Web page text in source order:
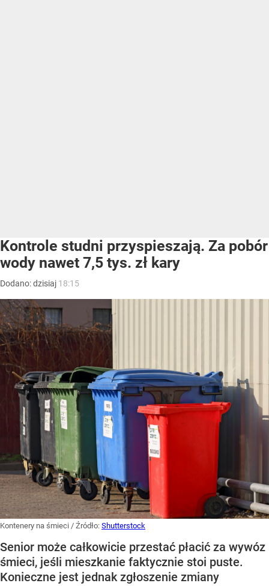
Kontrole studni przyspieszają. Za pobór
wody nawet 7,5 tys. zł kary
Dodano:dzisiaj 18:15
Kontenery na śmieci / Źródło: Shutterstock
Senior może całkowicie przestać płacić za wywóz
śmieci, jeśli mieszkanie faktycznie stoi puste.
Konieczne jest jednak zgłoszenie zmiany